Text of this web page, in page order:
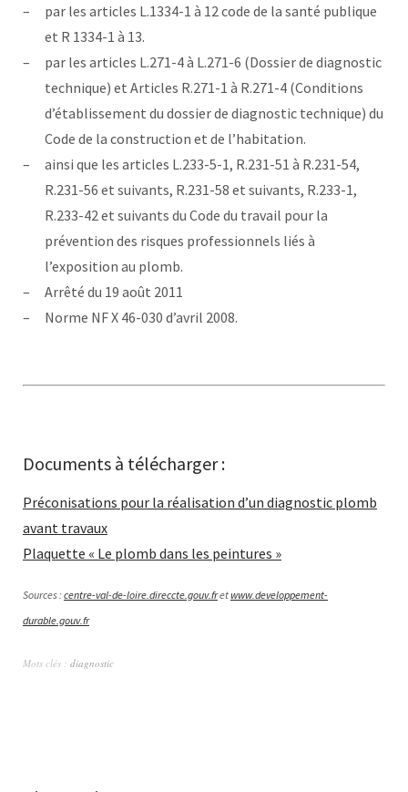
par les articles L.1334-1 à 12 code de la santé publique
et R 1334-1 à 13.
par les articles L.271-4 à L.271-6 (Dossier de diagnostic
technique) et Articles R.271-1 à R.271-4 (Conditions
d’établissement du dossier de diagnostic technique) du
Code de la construction et de l’habitation.
ainsi que les articles L.233-5-1, R.231-51 à R.231-54,
R.231-56 et suivants, R.231-58 et suivants, R.233-1,
R.233-42 et suivants du Code du travail pour la
prévention des risques professionnels liés à
l’exposition au plomb.
Arrêté du 19 août 2011
Norme NF X 46-030 d’avril 2008.
Documents à télécharger :
Préconisations pour la réalisation d’un diagnostic plomb
avant travaux
Plaquette « Le plomb dans les peintures »
Sources :centre-val-de-loire.direccte.gouv.fretwww.developpement-
durable.gouv.fr
Mots clés : diagnostic